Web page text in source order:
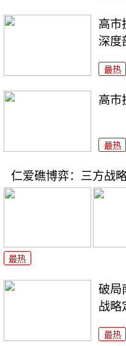
高市
深度
最热
高市
最热
仁爱礁博弈：三方战
最热
破局
战略
最热